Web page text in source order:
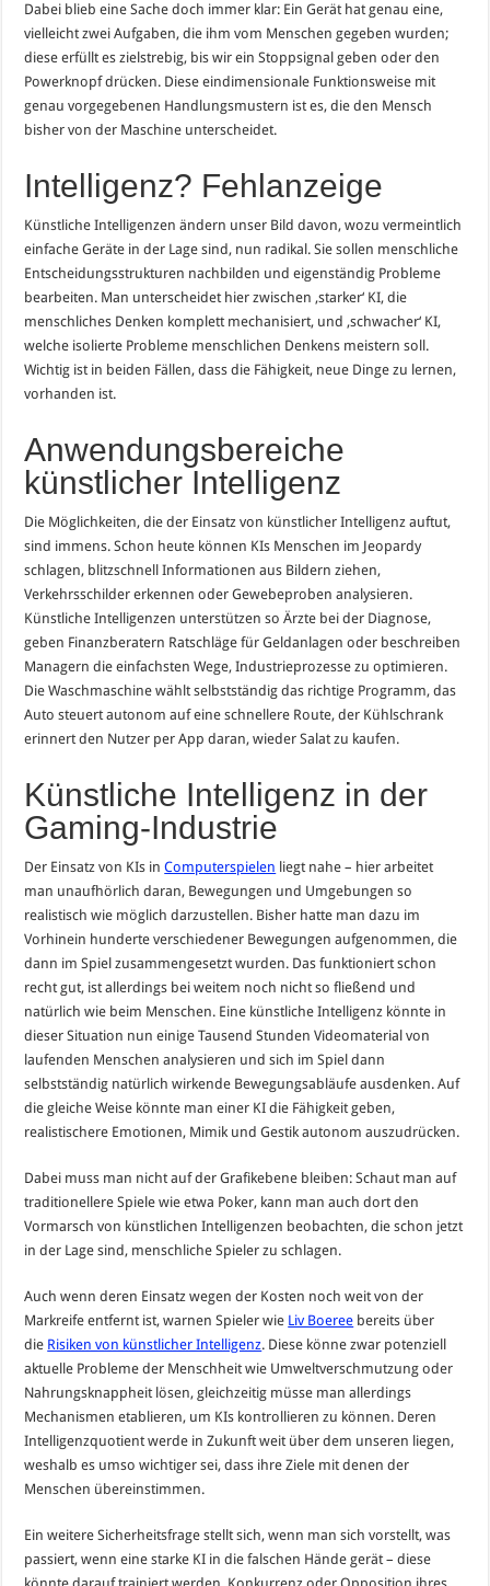
Dabei blieb eine Sache doch immer klar: Ein Gerät hat genau eine,
vielleicht zwei Aufgaben, die ihm vom Menschen gegeben wurden;
diese erfüllt es zielstrebig, bis wir ein Stoppsignal geben oder den
Powerknopf drücken. Diese eindimensionale Funktionsweise mit
genau vorgegebenen Handlungsmustern ist es, die den Mensch
bisher von der Maschine unterscheidet.
Intelligenz? Fehlanzeige
Künstliche Intelligenzen ändern unser Bild davon, wozu vermeintlich
einfache Geräte in der Lage sind, nun radikal. Sie sollen menschliche
Entscheidungsstrukturen nachbilden und eigenständig Probleme
bearbeiten. Man unterscheidet hier zwischen ‚starker‘ KI, die
menschliches Denken komplett mechanisiert, und ‚schwacher‘ KI,
welche isolierte Probleme menschlichen Denkens meistern soll.
Wichtig ist in beiden Fällen, dass die Fähigkeit, neue Dinge zu lernen,
vorhanden ist.
Anwendungsbereiche
künstlicher Intelligenz
Die Möglichkeiten, die der Einsatz von künstlicher Intelligenz auftut,
sind immens. Schon heute können KIs Menschen im Jeopardy
schlagen, blitzschnell Informationen aus Bildern ziehen,
Verkehrsschilder erkennen oder Gewebeproben analysieren.
Künstliche Intelligenzen unterstützen so Ärzte bei der Diagnose,
geben Finanzberatern Ratschläge für Geldanlagen oder beschreiben
Managern die einfachsten Wege, Industrieprozesse zu optimieren.
Die Waschmaschine wählt selbstständig das richtige Programm, das
Auto steuert autonom auf eine schnellere Route, der Kühlschrank
erinnert den Nutzer per App daran, wieder Salat zu kaufen.
Künstliche Intelligenz in der
Gaming-Industrie
Der Einsatz von KIs inComputerspielen liegt nahe – hier arbeitet
man unaufhörlich daran, Bewegungen und Umgebungen so
realistisch wie möglich darzustellen. Bisher hatte man dazu im
Vorhinein hunderte verschiedener Bewegungen aufgenommen, die
dann im Spiel zusammengesetzt wurden. Das funktioniert schon
recht gut, ist allerdings bei weitem noch nicht so fließend und
natürlich wie beim Menschen. Eine künstliche Intelligenz könnte in
dieser Situation nun einige Tausend Stunden Videomaterial von
laufenden Menschen analysieren und sich im Spiel dann
selbstständig natürlich wirkende Bewegungsabläufe ausdenken. Auf
die gleiche Weise könnte man einer KI die Fähigkeit geben,
realistischere Emotionen, Mimik und Gestik autonom auszudrücken.
Dabei muss man nicht auf der Grafikebene bleiben: Schaut man auf
traditionellere Spiele wie etwa Poker, kann man auch dort den
Vormarsch von künstlichen Intelligenzen beobachten, die schon jetzt
in der Lage sind, menschliche Spieler zu schlagen.
Auch wenn deren Einsatz wegen der Kosten noch weit von der
Markreife entfernt ist, warnen Spieler wie Liv Boeree bereits über
die Risiken von künstlicher Intelligenz. Diese könne zwar potenziell
aktuelle Probleme der Menschheit wie Umweltverschmutzung oder
Nahrungsknappheit lösen, gleichzeitig müsse man allerdings
Mechanismen etablieren, um KIs kontrollieren zu können. Deren
Intelligenzquotient werde in Zukunft weit über dem unseren liegen,
weshalb es umso wichtiger sei, dass ihre Ziele mit denen der
Menschen übereinstimmen.
Ein weitere Sicherheitsfrage stellt sich, wenn man sich vorstellt, was
passiert, wenn eine starke KI in die falschen Hände gerät – diese